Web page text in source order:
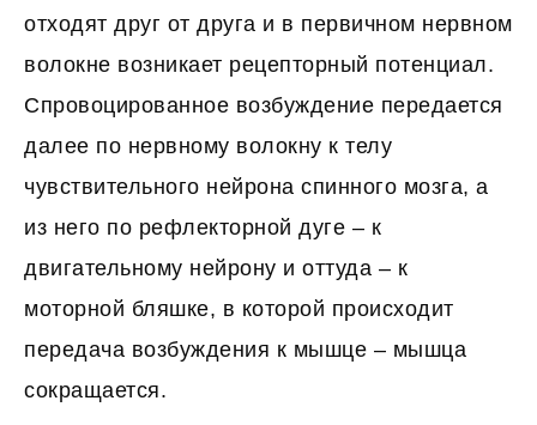
отходят друг от друга и в первичном нервном
волокне возникает рецепторный потенциал.
Спровоцированное возбуждение передается
далее по нервному волокну к телу
чувствительного нейрона спинного мозга, а
из него по рефлекторной дуге – к
двигательному нейрону и оттуда – к
моторной бляшке, в которой происходит
передача возбуждения к мышце – мышца
сокращается.